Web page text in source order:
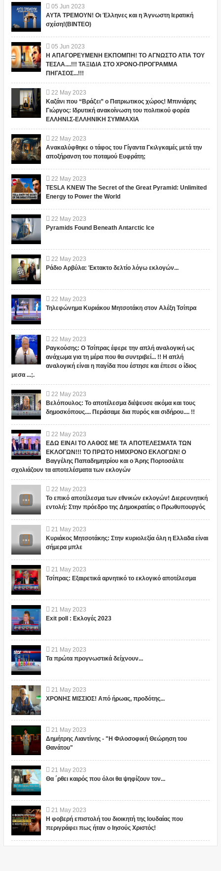
05 Jun 2023
ΑΥΤΑ ΤΡΕΜΟΥΝ! Οι Έλληνες και η Άγνωστη Ιερατική
σχέση!(ΒΙΝΤΕΟ)
05 Jun 2023
Η ΑΠΑΓΟΡΕΥΜΕΝΗ ΕΚΠΟΜΠΗ! ΤΟ ΑΓΝΩΣΤΟ ΑΤΙΑ ΤΟΥ
ΤΕΣΛΑ....!!! ΤΑΞΙΔΙΑ ΣΤΟ ΧΡΟΝΟ-ΠΡΟΓΡΑΜΜΑ
ΠΗΓΑΣΟΣ...!!!
22 May 2023
Καζάνι που “Βράζει” ο Πατριωτικος χώρος! Μπινιάρης
Γιώργος: Ιδρυτική ανακοίνωση του πολιτικού φορέα
ΕΛΛΗΝΙ.Σ-ΕΛΛΗΝΙΚΗ ΣΥΜΜΑΧΙΑ
22 May 2023
Ανακαλύφθηκε ο τάφος του Γίγαντα Γκιλγκαμές μετά την
αποξήρανση του ποταμού Ευφράτη;
22 May 2023
TESLA KNEW The Secret of the Great Pyramid: Unlimited
Energy to Power the World
22 May 2023
Pyramids Found Beneath Antarctic Ice
22 May 2023
Ράδιο Αρβύλα: Έκτακτο δελτίο λόγω εκλογών...
22 May 2023
Τηλεφώνημα Κυριάκου Μητσοτάκη στον Αλέξη Τσίπρα
22 May 2023
Ραγκούσης: Ο Τσίπρας έφερε την απλή αναλογική ως
ανάχωμα για τη μέρα που θα συντριβεί... !! Η απλή
αναλογική είναι η παγίδα που έστησε και έπεσε ο ίδιος
μεσα ...;.
22 May 2023
Βελόπουλος: Το αποτέλεσμα διέψευσε ακόμα και τους
δημοσκόπους.... Περάσαμε δια πυρός και σιδήρου.... !!
22 May 2023
ΕΔΩ ΕΙΝΑΙ ΤΟ ΛΑΘΟΣ ΜΕ ΤΑ ΑΠΟΤΕΛΕΣΜΑΤΑ ΤΩΝ
ΕΚΛΟΓΩΝ!!! ΤΟ ΠΡΩΤΟ ΗΜΙΧΡΟΝΟ ΕΚΛΟΓΩΝ! Ο
Βαγγέλης Παπαδημητρίου και ο Άρης Πορτοσάλτε
σχολιάζουν τα αποτελέσματα των εκλογών
22 May 2023
Το επικό αποτέλεσμα των εθνικών εκλογών! Διερευνητική
εντολή: Στην πρόεδρο της Δημοκρατίας ο Πρωθυπουργός
21 May 2023
Κυριάκος Μητσοτάκης: Στην κυριολεξία όλη η Ελλαδα είναι
σήμερα μπλε
21 May 2023
Τσίπρας: Εξαιρετικά αρνητικό το εκλογικό αποτέλεσμα
21 May 2023
Exit poll : Εκλογές 2023
21 May 2023
Τα πρώτα προγνωστικά δείχνουν...
21 May 2023
ΧΡΟΝΗΣ ΜΙΣΣΙΟΣ! Από ήρωας, προδότης...
21 May 2023
Δημήτρης Λιαντίνης - "Η Φιλοσοφική Θεώρηση του
Θανάτου"
21 May 2023
Θα ΄ρθει καιρός που όλοι θα ψηφίζουν τον...
21 May 2023
Η φοβερή επιστολή του διοικητή της Ιουδαίας που
περιγράφει πως ήταν ο Ιησούς Χριστός!